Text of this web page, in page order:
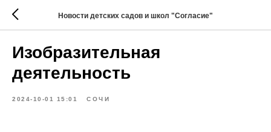
Новости детских садов и школ "Согласие"
Изобразительная
деятельность
2024-10-01 15:01 СОЧИ